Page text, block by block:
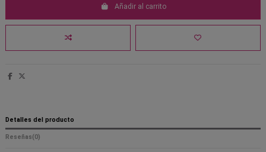
Añadir al carrito
Detalles del producto
Reseñas(0)